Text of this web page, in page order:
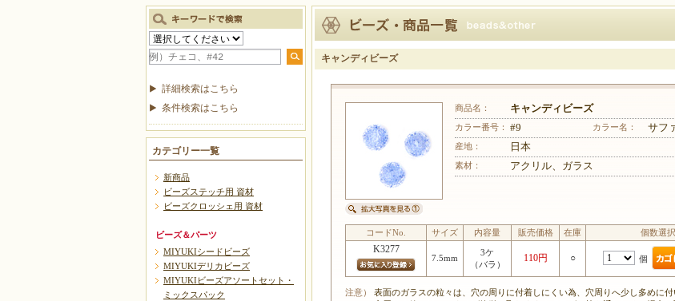
会員マイページ
お気に入りリス
TOP まとめて探す
キャンディビーズ
商品名： キャンディビーズ
カラー番号： #9 カラー名： サフ
産地： 日本
素材： アクリル、ガラス
コードNo. サイズ 内容量 販売価格 在庫 個数選択
K3277
7.5mm
3ケ
（バラ）
110円 ○ 個
注意）
表面のガラスの粒々は、穴の周りに付着しにくい為、穴周りへ少し多めに付
詳細検索はこちら
条件検索はこちら
カテゴリー一覧
新商品
ビーズステッチ用 資材
ビーズクロッシェ用 資材
ビーズ＆パーツ
MIYUKIシードビーズ
MIYUKIデリカビーズ
MIYUKIビーズアソートセット・
ミックスパック